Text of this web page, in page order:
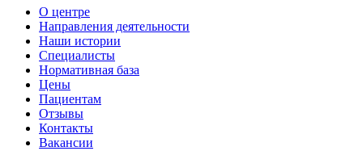
О центре
Направления деятельности
Наши истории
Специалисты
Нормативная база
Цены
Пациентам
Отзывы
Контакты
Вакансии